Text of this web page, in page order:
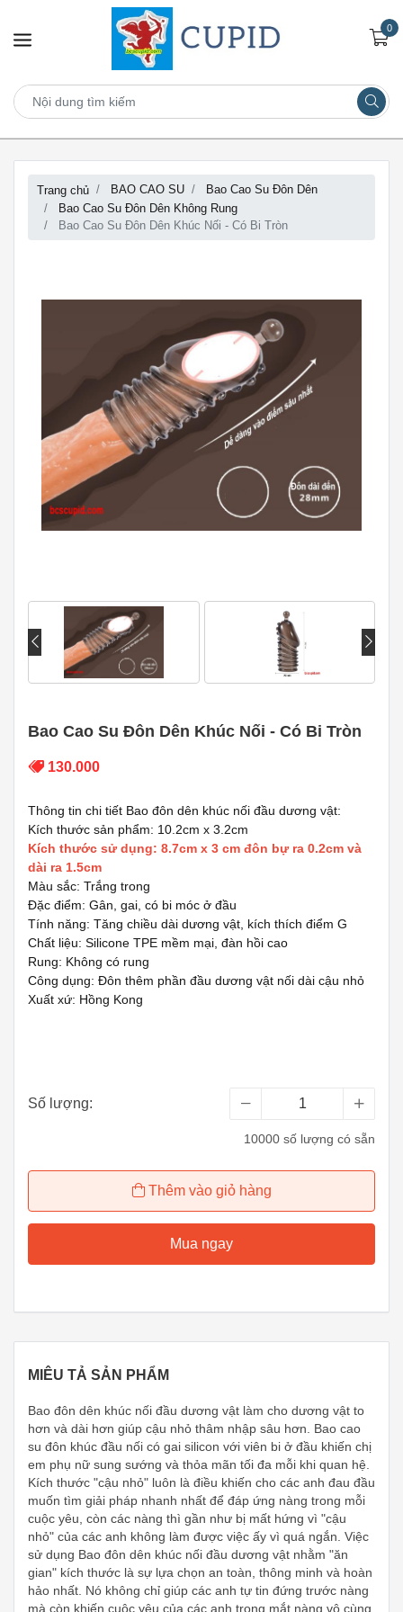
0
Trang chủ BAO CAO SU
Bao Cao Su Đôn Dên
Bao Cao Su Đôn Dên Không Rung
Bao Cao Su Đôn Dên Khúc Nối - Có Bi Tròn
Bao Cao Su Đôn Dên Khúc Nối - Có Bi Tròn
130.000
Thông tin chi tiết Bao đôn dên khúc nối đầu dương vật:
Kích thước sản phẩm: 10.2cm x 3.2cm
Kích thước sử dụng: 8.7cm x 3 cm đôn bự ra 0.2cm và
dài ra 1.5cm
Màu sắc: Trắng trong
Đặc điểm: Gân, gai, có bi móc ở đầu
Tính năng: Tăng chiều dài dương vật, kích thích điểm G
Chất liệu: Silicone TPE mềm mại, đàn hồi cao
Rung: Không có rung
Công dụng: Đôn thêm phần đầu dương vật nối dài cậu nhỏ
Xuất xứ: Hồng Kong
Số lượng:
10000 số lượng có sẵn
Thêm vào giỏ hàng
Mua ngay
MIÊU TẢ SẢN PHẨM
Bao đôn dên khúc nối đầu dương vật làm cho dương vật to
hơn và dài hơn giúp cậu nhỏ thâm nhập sâu hơn. Bao cao
su đôn khúc đầu nối có gai silicon với viên bi ở đầu khiến chị
em phụ nữ sung sướng và thỏa mãn tối đa mỗi khi quan hệ.
Kích thước "cậu nhỏ" luôn là điều khiến cho các anh đau đầu
muốn tìm giải pháp nhanh nhất để đáp ứng nàng trong mỗi
cuộc yêu, còn các nàng thì gần như bị mất hứng vì "cậu
nhỏ" của các anh không làm được việc ấy vì quá ngắn. Việc
sử dụng Bao đôn dên khúc nối đầu dương vật nhằm "ăn
gian" kích thước là sự lựa chọn an toàn, thông minh và hoàn
hảo nhất. Nó không chỉ giúp các anh tự tin đứng trước nàng
mà còn khiến cuộc yêu của các anh trong mắt nàng vô cùng